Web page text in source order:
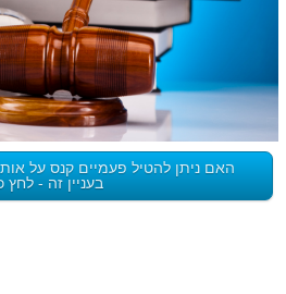
האם ניתן להטיל פעמיים קנס על
בעניין זה - לחץ